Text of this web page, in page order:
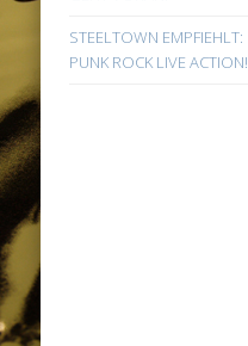
STEELTOWN EMPFIEHLT:
PUNK ROCK LIVE ACTION!